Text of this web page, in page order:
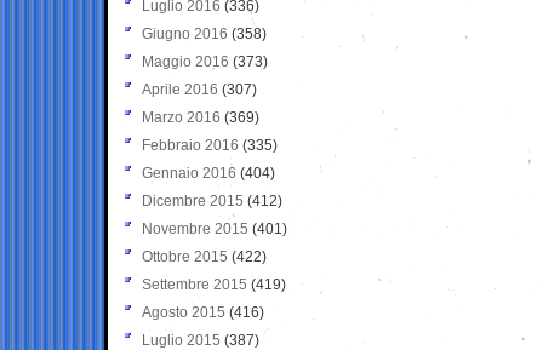
Luglio 2016 (336)
Giugno 2016 (358)
Maggio 2016 (373)
Aprile 2016 (307)
Marzo 2016 (369)
Febbraio 2016 (335)
Gennaio 2016 (404)
Dicembre 2015 (412)
Novembre 2015 (401)
Ottobre 2015 (422)
Settembre 2015 (419)
Agosto 2015 (416)
Luglio 2015 (387)